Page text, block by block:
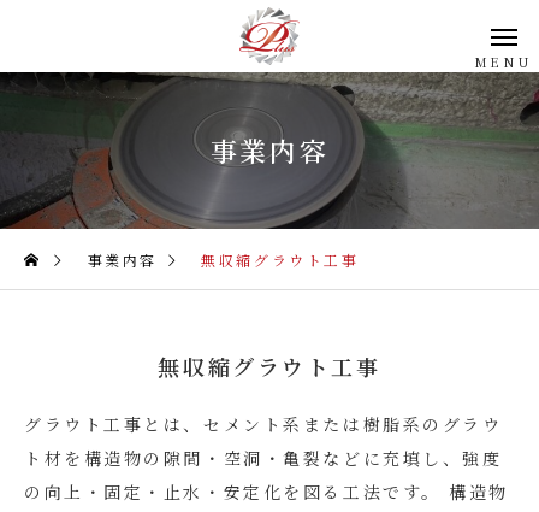
事業内容
事業内容 無収縮グラウト工事
無収縮グラウト工事
グラウト工事とは、セメント系または樹脂系のグラウ
ト材を構造物の隙間・空洞・亀裂などに充填し、強度
の向上・固定・止水・安定化を図る工法です。 構造物